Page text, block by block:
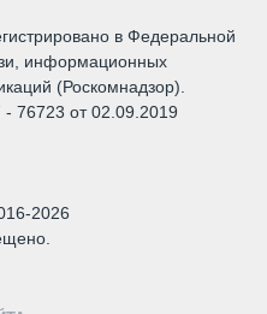
в Федеральной
информационных
(Роскомнадзор).
76723 от 02.09.2019
2026